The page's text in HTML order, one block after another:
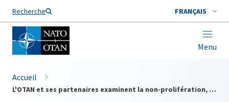
Recherche FRANÇAIS
Menu
Nom de famille*
Accueil
L'OTAN et ses partenaires examinent la non-prolifération, la maîtrise des armements et le désarmement